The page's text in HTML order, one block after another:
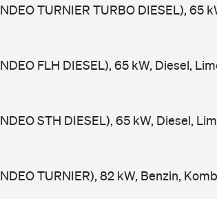
TURNIER TURBO DIESEL), 65
FLH DIESEL), 65 kW, Diesel,
STH DIESEL), 65 kW, Diesel,
TURNIER), 82 kW, Benzin,